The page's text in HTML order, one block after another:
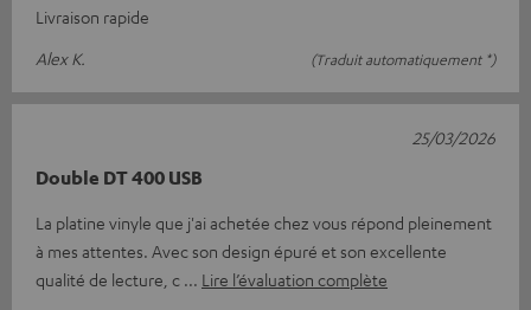
Livraison rapide
Alex K.
(Traduit automatiquement *)
Double DT 400 USB
La platine vinyle que j'ai achetée chez vous répond pleinement
à mes attentes. Avec son design épuré et son excellente
qualité de lecture, c
Lire l’évaluation complète
25/03/2026